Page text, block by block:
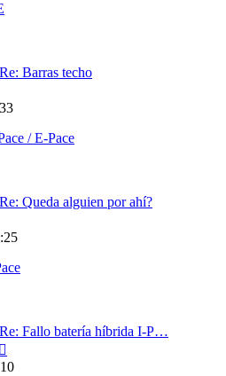
Re: Barras techo
/ E-Pace
Re: Queda alguien por ahí?
Re: Fallo batería híbrida I-P…
último